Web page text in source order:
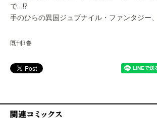
で…!?
手のひらの異国ジュブナイル・ファンタジー
既刊3巻